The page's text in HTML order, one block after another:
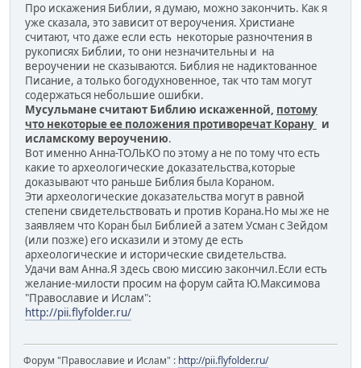
Про искажения Библии, я думаю, можно закончить. Как я
уже сказала, это зависит от вероучения. Христиане
считают, что даже если есть некоторые разночтения в
рукописях Библии, то они незначительны и на
вероучении не сказываются. Библия не надиктованное
Писание, а только богодухновенное, так что там могут
содержаться небольшие ошибки.
Мусульмане считают Библию искаженной, потому
что некоторые ее положения противоречат Корану и
исламскому вероучению.
Вот именно Анна-ТОЛЬКО по этому а не по тому что есть
какие то археологические доказательства,которые
доказывают что раньше Библия была Кораном.
Эти археологические доказательства могут в равной
степени свидетельствовать и против Корана.Но мы же не
заявляем что Коран был Библией а затем Усман с Зейдом
(или позже) его исказили и этому де есть
археологические и исторические свидетельства.
Удачи вам Анна.Я здесь свою миссию закончил.Если есть
желание-милости просим на форум сайта Ю.Максимова
"Православие и Ислам":
http://pii.flyfolder.ru/
Форум "Православие и Ислам" : http://pii.flyfolder.ru/